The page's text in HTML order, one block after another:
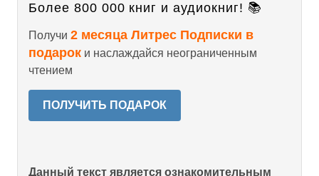
Более 800 000 книг и аудиокниг! 📚
Получи 2 месяца Литрес Подписки в
подарок и наслаждайся неограниченным
чтением
ПОЛУЧИТЬ ПОДАРОК
Данный текст является ознакомительным